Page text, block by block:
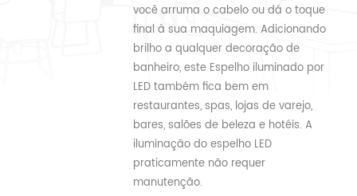
você arruma o cabelo ou dá o toque
final à sua maquiagem. Adicionando
brilho a qualquer decoração de
banheiro, este Espelho iluminado por
LED também fica bem em
restaurantes, spas, lojas de varejo,
bares, salões de beleza e hotéis. A
iluminação do espelho LED
praticamente não requer
manutenção.